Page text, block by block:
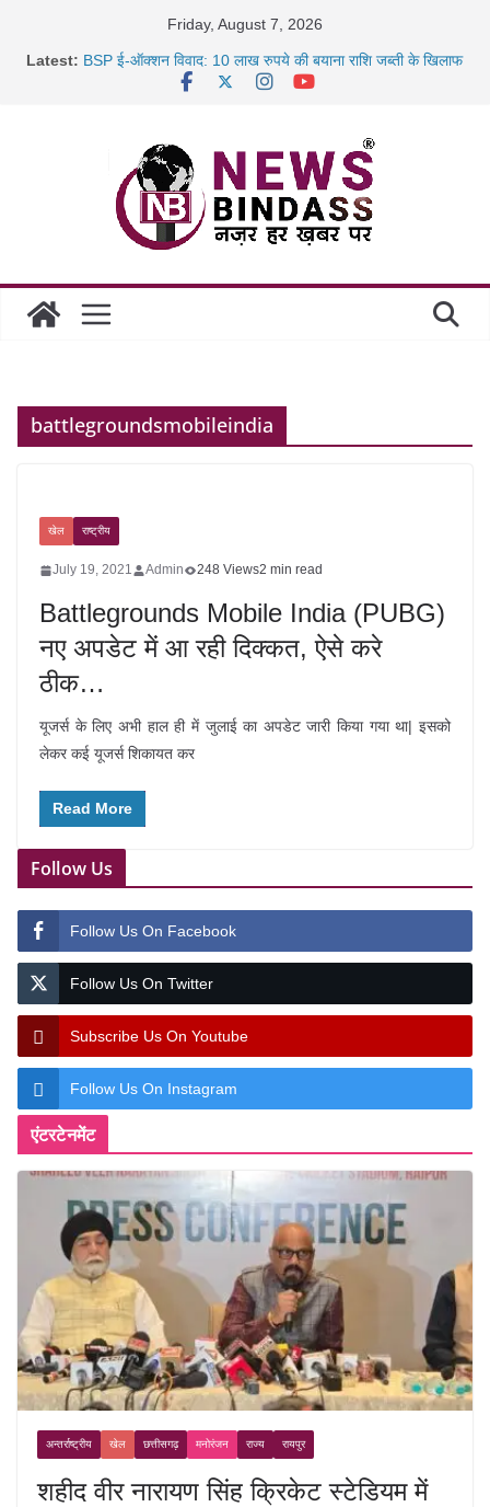
Friday, August 7, 2026
Latest: BSP ई-ऑक्शन विवाद: 10 लाख रुपये की बयाना राशि जब्ती के खिलाफ
साइबर ठगी पर दुर्ग पुलिस का बड़ा एक्शन: 13 म्यूल बैंक खाताधारक
गिरफ्तार
battlegroundsmobileindia
खेल राष्ट्रीय
July 19, 2021 Admin 248 Views2 min read
Battlegrounds Mobile India (PUBG)
नए अपडेट में आ रही दिक्कत, ऐसे करे
ठीक…
यूजर्स के लिए अभी हाल ही में जुलाई का अपडेट जारी किया गया था| इसको
लेकर कई यूजर्स शिकायत कर
Read More
Follow Us
Follow Us On Facebook
Follow Us On Twitter
Subscribe Us On Youtube
Follow Us On Instagram
एंटरटेनमेंट
अन्तर्राष्ट्रीय खेल छत्तीसगढ़ मनोरंजन राज्य रायपुर
शहीद वीर नारायण सिंह क्रिकेट स्टेडियम में